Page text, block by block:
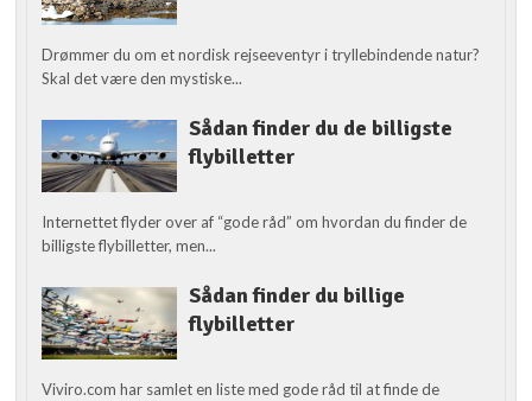
Drømmer du om et nordisk rejseeventyr i tryllebindende natur?
Skal det være den mystiske...
Sådan finder du de billigste
flybilletter
Internettet flyder over af “gode råd” om hvordan du finder de
billigste flybilletter, men...
Sådan finder du billige
flybilletter
Viviro.com har samlet en liste med gode råd til at finde de